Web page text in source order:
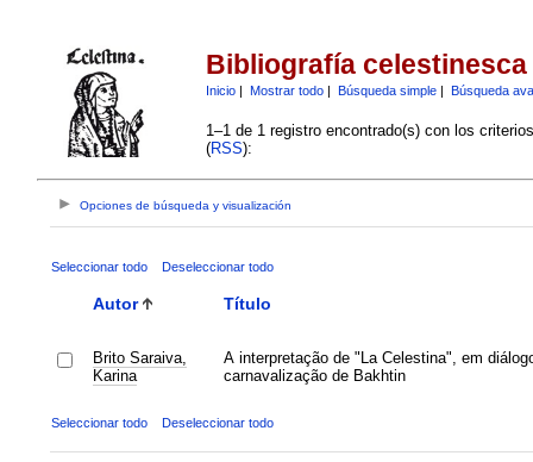
Bibliografía celestinesca
Inicio| Mostrar todo| Búsqueda simple| Búsqueda
1–1 de 1 registro encontrado(s) con los
(RSS):
Opciones de búsqueda y visualización
Seleccionar todo Deseleccionar todo
Autor Título
Brito Saraiva,
Karina
A interpretação de "La Celestina", em
carnavalização de Bakhtin
Seleccionar todo Deseleccionar todo